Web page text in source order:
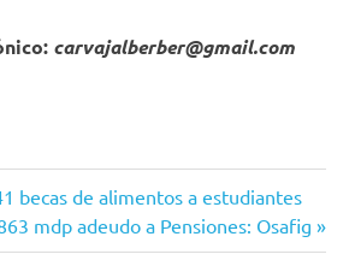
carvajalberber@gmail.com
becas de alimentos a estudiantes
mdp adeudo a Pensiones: Osafig